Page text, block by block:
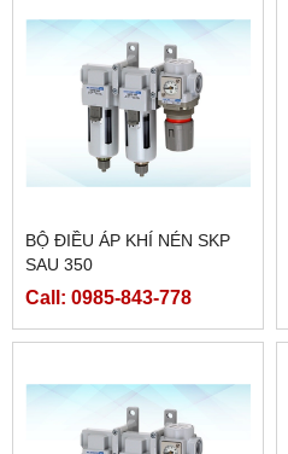
BỘ ĐIỀU ÁP KHÍ NÉN SKP
SAU 350
Call: 0985-843-778